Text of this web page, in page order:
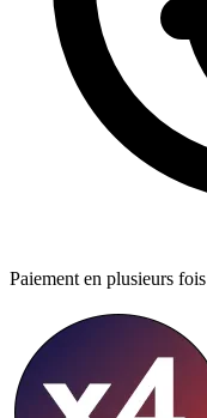
Paiement en plusieurs fois